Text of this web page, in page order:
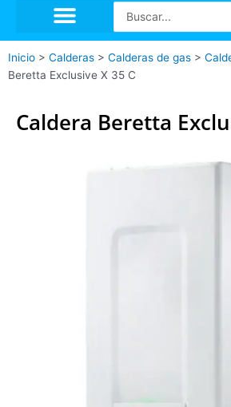
Search
Inicio > Calderas > Calderas de gas >
Beretta Exclusive X 35 C
Caldera Beretta